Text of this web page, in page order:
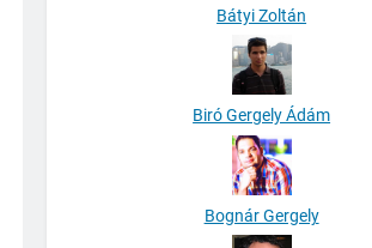
Bátyi Zoltán
Biró Gergely Ádám
Bognár Gergely